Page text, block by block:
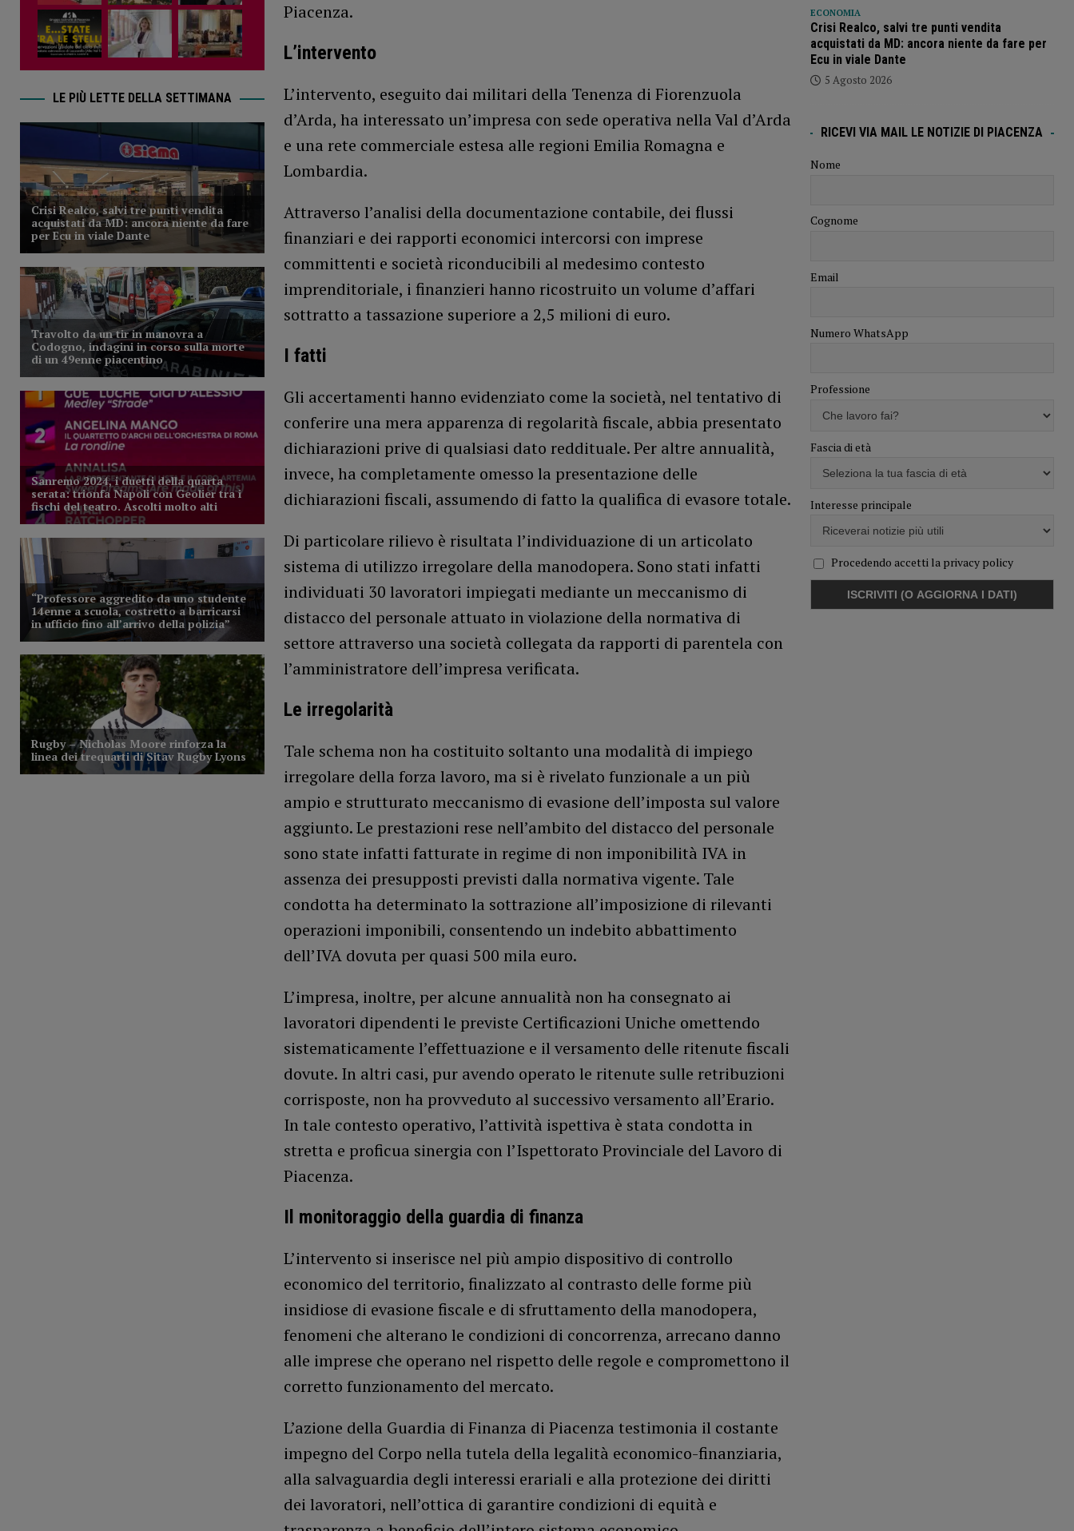
Piacenza.
L’intervento
L’intervento, eseguito dai militari della Tenenza di Fiorenzuola
d’Arda, ha interessato un’impresa con sede operativa nella Val d’Arda
e una rete commerciale estesa alle regioni Emilia Romagna e
Lombardia.
Attraverso l’analisi della documentazione contabile, dei flussi
finanziari e dei rapporti economici intercorsi con imprese
committenti e società riconducibili al medesimo contesto
imprenditoriale, i finanzieri hanno ricostruito un volume d’affari
sottratto a tassazione superiore a 2,5 milioni di euro.
I fatti
Gli accertamenti hanno evidenziato come la società, nel tentativo di
conferire una mera apparenza di regolarità fiscale, abbia presentato
dichiarazioni prive di qualsiasi dato reddituale. Per altre annualità,
invece, ha completamente omesso la presentazione delle
dichiarazioni fiscali, assumendo di fatto la qualifica di evasore totale.
Di particolare rilievo è risultata l’individuazione di un articolato
sistema di utilizzo irregolare della manodopera. Sono stati infatti
individuati 30 lavoratori impiegati mediante un meccanismo di
distacco del personale attuato in violazione della normativa di
settore attraverso una società collegata da rapporti di parentela con
l’amministratore dell’impresa verificata.
Le irregolarità
Tale schema non ha costituito soltanto una modalità di impiego
irregolare della forza lavoro, ma si è rivelato funzionale a un più
ampio e strutturato meccanismo di evasione dell’imposta sul valore
aggiunto. Le prestazioni rese nell’ambito del distacco del personale
sono state infatti fatturate in regime di non imponibilità IVA in
assenza dei presupposti previsti dalla normativa vigente. Tale
condotta ha determinato la sottrazione all’imposizione di rilevanti
operazioni imponibili, consentendo un indebito abbattimento
dell’IVA dovuta per quasi 500 mila euro.
L’impresa, inoltre, per alcune annualità non ha consegnato ai
lavoratori dipendenti le previste Certificazioni Uniche omettendo
sistematicamente l’effettuazione e il versamento delle ritenute fiscali
dovute. In altri casi, pur avendo operato le ritenute sulle retribuzioni
corrisposte, non ha provveduto al successivo versamento all’Erario.
In tale contesto operativo, l’attività ispettiva è stata condotta in
stretta e proficua sinergia con l’Ispettorato Provinciale del Lavoro di
Piacenza.
Il monitoraggio della guardia di finanza
L’intervento si inserisce nel più ampio dispositivo di controllo
economico del territorio, finalizzato al contrasto delle forme più
insidiose di evasione fiscale e di sfruttamento della manodopera,
fenomeni che alterano le condizioni di concorrenza, arrecano danno
alle imprese che operano nel rispetto delle regole e compromettono il
corretto funzionamento del mercato.
L’azione della Guardia di Finanza di Piacenza testimonia il costante
impegno del Corpo nella tutela della legalità economico-finanziaria,
alla salvaguardia degli interessi erariali e alla protezione dei diritti
dei lavoratori, nell’ottica di garantire condizioni di equità e
LE PIÙ LETTE DELLA SETTIMANA
ECONOMIA
Crisi Realco, salvi tre punti vendita
acquistati da MD: ancora niente da fare per
Ecu in viale Dante
5 Agosto 2026
RICEVI VIA MAIL LE NOTIZIE DI PIACENZA
Nome
Cognome
Email
Numero WhatsApp
Professione
Fascia di età
Interesse principale
Procedendo accetti la privacy policy